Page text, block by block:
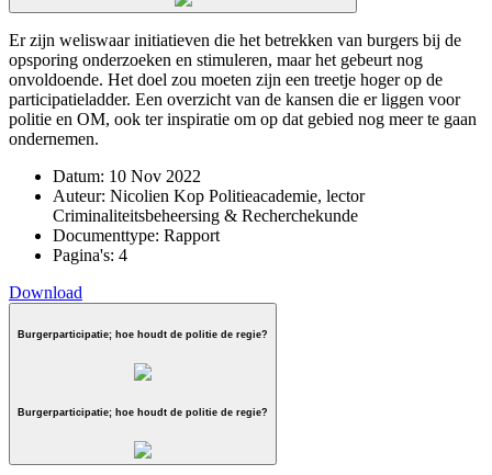
Er zijn weliswaar initiatieven die het betrekken van burgers bij de
opsporing onderzoeken en stimuleren, maar het gebeurt nog
onvoldoende. Het doel zou moeten zijn een treetje hoger op de
participatieladder. Een overzicht van de kansen die er liggen voor
politie en OM, ook ter inspiratie om op dat gebied nog meer te gaan
ondernemen.
Datum: 10 Nov 2022
Auteur: Nicolien Kop Politieacademie, lector
Criminaliteitsbeheersing & Recherchekunde
Documenttype: Rapport
Pagina's: 4
Download
Burgerparticipatie; hoe houdt de politie de regie?
Burgerparticipatie; hoe houdt de politie de regie?